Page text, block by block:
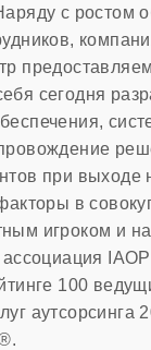
с ростом
сегодня
при выходе
в
игроком и
ассоциация
100
аутсорсинга